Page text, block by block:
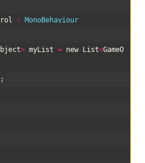
:
MonoBehaviour
> myList = new List<GameO
;